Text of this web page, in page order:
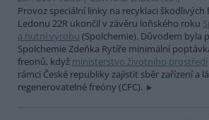
Provoz speciální linky na recyklaci škodlivých
Ledonu 22R ukončil v závěru loňského roku
a hutní výrobu (Spolchemie). Důvodem byla
Spolchemie Zdeňka Rytíře minimální
freonů, když ministerstvo životního prostředí
rámci České republiky zajistit sběr zařízení a
regenerovatelné freóny (CFC).